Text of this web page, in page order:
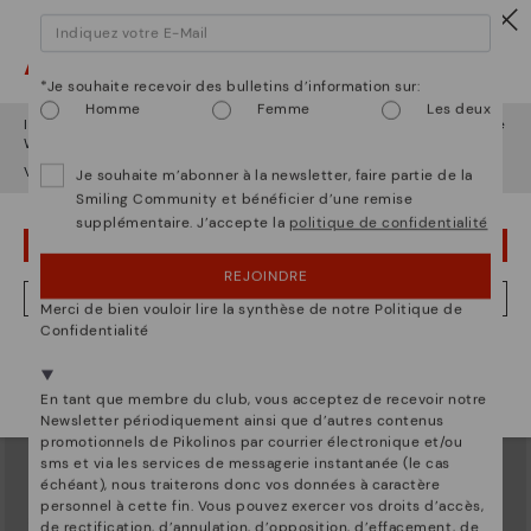
DURANGO
Petit sac à main à double anse
144,95€
DURANGO
Petit sac à main à double anse
144,95€
Attention !
Il semble que vous êtes enÉtats-Unis
et vous allez accéder au site
Web de
Voulez-vous aller sur le site Web deÉtats-Unis?
NON, JE VEUX ALLER SUR LE SITE WEB DU LUXEMBOURG
*Je souhaite recevoir des bulletins d’information sur:
Homme
Femme Les deux
Je souhaite m’abonner à la newsletter, faire partie de la
Smiling Community et bénéficier d’une remise
supplémentaire. J’accepte la politique de confidentialité
REJOINDRE
Merci de bien vouloir lire la synthèse de notre Politique de
Confidentialité
En tant que membre du club, vous acceptez de recevoir notre
Newsletter périodiquement ainsi que d’autres contenus
promotionnels de Pikolinos par courrier électronique et/ou
sms et via les services de messagerie instantanée (le cas
échéant), nous traiterons donc vos données à caractère
personnel à cette fin. Vous pouvez exercer vos droits d’accès,
de rectification, d’annulation, d’opposition, d’effacement, de